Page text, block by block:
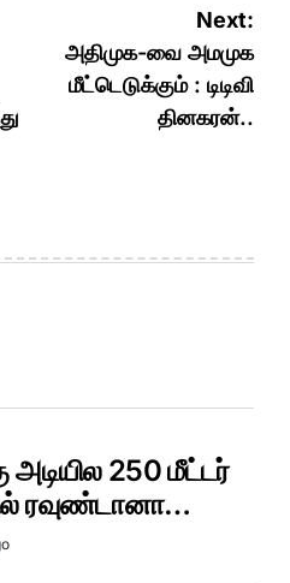
Next:
அதிமுக-வை அமமுக
மீட்டெடுக்கும் : டிடிவி
தினகரன்..
அடியில 250 மீட்டர்
ரவுண்டானா…